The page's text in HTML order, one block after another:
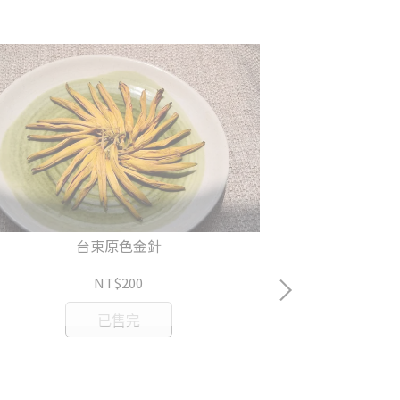
台東原色金針
NT$200
已售完